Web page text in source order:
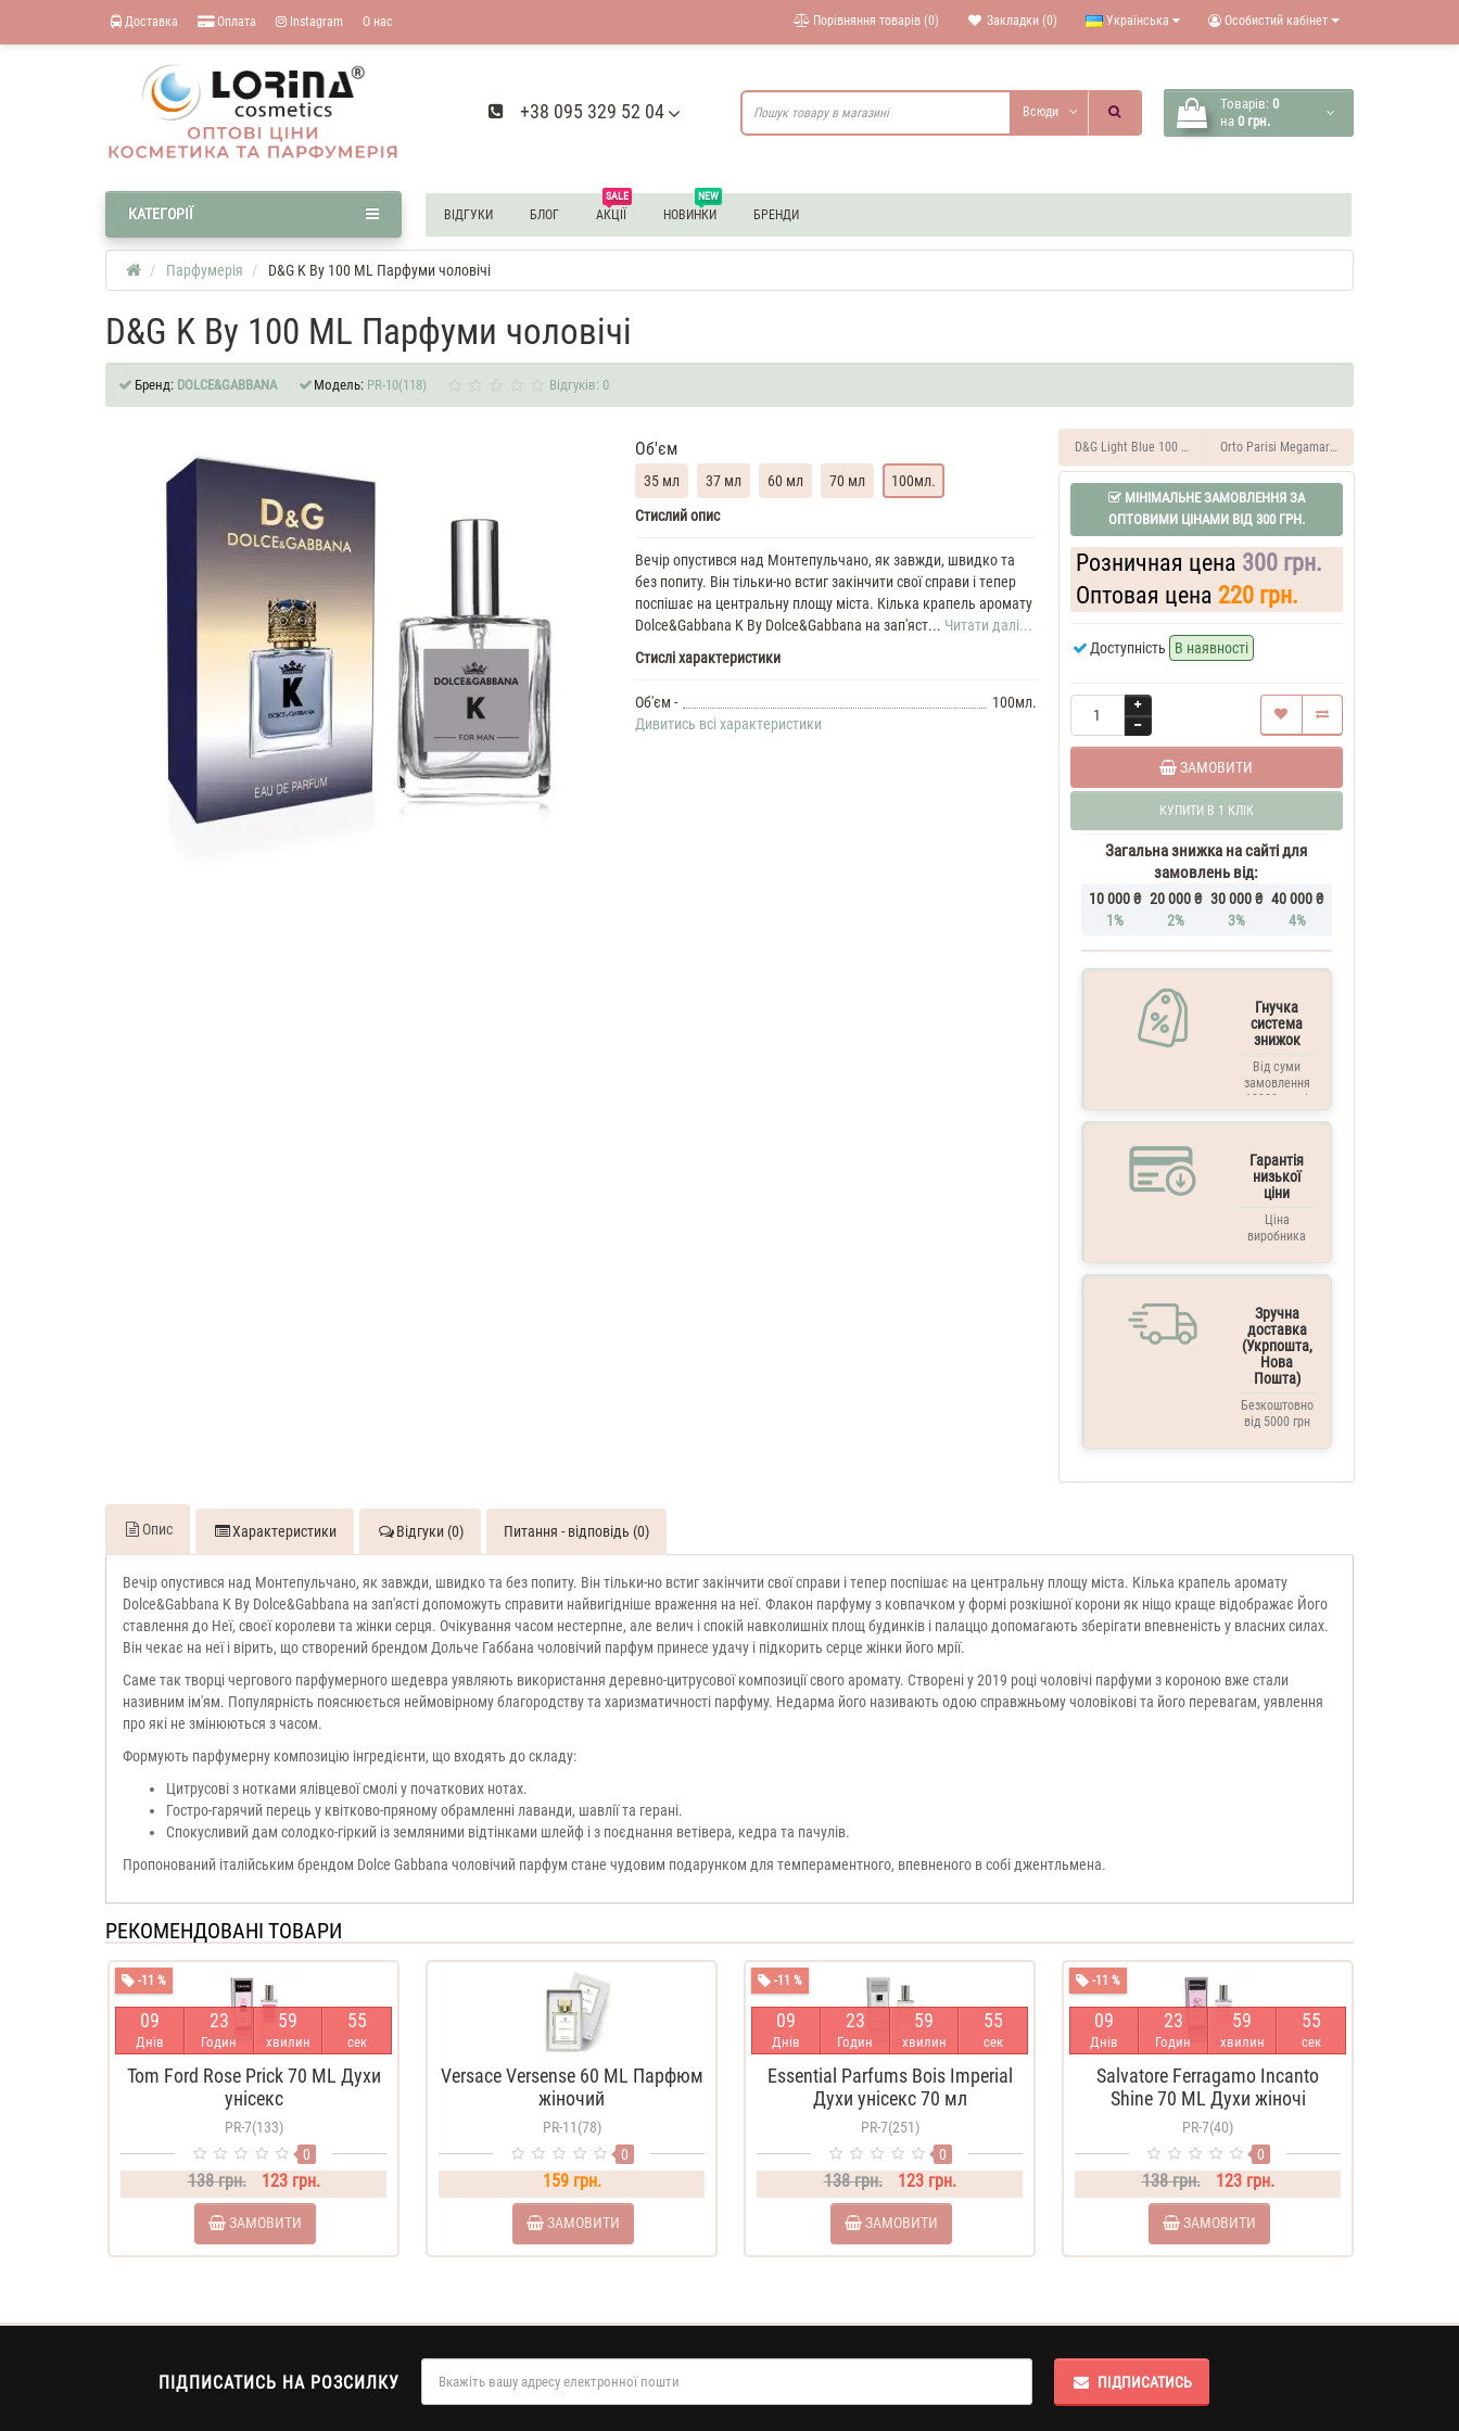
Доставка Оплата Instagram О нас Особистий кабінет
Українська
Закладки (0)
Порівняння товарів (0)
+38 095 329 52 04 Товарів: 0
на 0 грн.
Всюди
ВІДГУКИ БЛОГ
SALE
АКЦІЇ
NEW
НОВИНКИ БРЕНДИ
КАТЕГОРІЇ
Парфумерія D&G K By 100 ML Парфуми чоловічі
D&G K By 100 ML Парфуми чоловічі
Бренд: DOLCE&GABBANA Модель: PR-10(118) Відгуків: 0
Об'єм
35 мл 37 мл 60 мл 70 мл
100мл.
D&G
By
Dolce&Gabbana
35
ML
чоловічіDolce-
K
By
Стислий опис
Вечір опустився над Монтепульчано, як завжди, швидко та
без попиту. Він тільки-но встиг закінчити свої справи і тепер
поспішає на центральну площу міста. Кілька крапель аромату
Dolce&Gabbana K By Dolce&Gabbana на зап'яст... Читати далі...
Стислі характеристики
Об'єм -
100мл.
Дивитись всі характеристики
D&G Light Blue 100 ML Парфуми чоловічіOrto Parisi Megamare 100 ML Парфуми
МІНІМАЛЬНЕ ЗАМОВЛЕННЯ ЗА
ОПТОВИМИ ЦІНАМИ ВІД 300 ГРН.
Розничная цена 300 грн.
Оптовая цена 220 грн.
Доступність В наявності
ЗАМОВИТИ
КУПИТИ В 1 КЛІК
Загальна знижка на сайті для
замовлень від:
10 000 ₴
1%
20 000 ₴
2%
30 000 ₴
3%
40 000 ₴
4%
Гнучка
система
знижок
Від суми
замовлення
10000 грн. і
вище
Гарантія
низької
ціни
Ціна
виробника
Зручна
доставка
(Укрпошта,
Нова
Пошта)
Безкоштовно
від 5000 грн
Опис Характеристики Відгуки (0) Питання - відповідь (0)
Вечір опустився над Монтепульчано, як завжди, швидко та без попиту. Він тільки-но встиг закінчити свої справи і тепер поспішає на центральну площу міста. Кілька крапель аромату
Dolce&Gabbana K By Dolce&Gabbana на зап'ясті допоможуть справити найвигідніше враження на неї. Флакон парфуму з ковпачком у формі розкішної корони як ніщо краще відображає Його
ставлення до Неї, своєї королеви та жінки серця. Очікування часом нестерпне, але велич і спокій навколишніх площ будинків і палаццо допомагають зберігати впевненість у власних силах.
Він чекає на неї і вірить, що створений брендом Дольче Габбана чоловічий парфум принесе удачу і підкорить серце жінки його мрії.
Саме так творці чергового парфумерного шедевра уявляють використання деревно-цитрусової композиції свого аромату. Створені у 2019 році чоловічі парфуми з короною вже стали
називним ім'ям. Популярність пояснюється неймовірному благородству та харизматичності парфуму. Недарма його називають одою справжньому чоловікові та його перевагам, уявлення
про які не змінюються з часом.
Формують парфумерну композицію інгредієнти, що входять до складу:
Цитрусові з нотками ялівцевої смолі у початкових нотах.
Гостро-гарячий перець у квітково-пряному обрамленні лаванди, шавлії та герані.
Спокусливий дам солодко-гіркий із земляними відтінками шлейф і з поєднання ветівера, кедра та пачулів.
Пропонований італійським брендом Dolce Gabbana чоловічий парфум стане чудовим подарунком для темпераментного, впевненого в собі джентльмена.
РЕКОМЕНДОВАНІ ТОВАРИ
-11 %
09
Днів
23
Годин
59
хвилин
54
сек
Tom Ford Rose Prick 70 ML Духи
унісекс
PR-7(133)
0
138 грн. 123 грн.
ЗАМОВИТИ
Versace Versense 60 ML Парфюм
жіночий
PR-11(78)
0
159 грн.
ЗАМОВИТИ
-11 %
09
Днів
23
Годин
59
хвилин
54
сек
Essential Parfums Bois Imperial
Духи унісекс 70 мл
PR-7(251)
0
138 грн. 123 грн.
ЗАМОВИТИ
-11 %
09
Днів
23
Годин
59
хвилин
54
сек
Salvatore Ferragamo Incanto
Shine 70 ML Духи жіночі
PR-7(40)
0
138 грн. 123 грн.
ЗАМОВИТИ
ПІДПИСАТИСЬ НА РОЗСИЛКУ ПІДПИСАТИСЬ